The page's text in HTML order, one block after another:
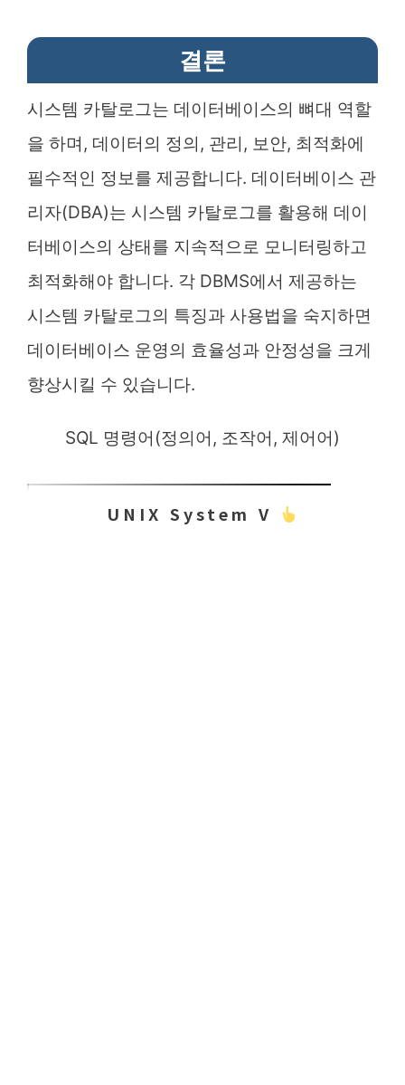
결론
시스템 카탈로그는 데이터베이스의 뼈대 역할
을 하며, 데이터의 정의, 관리, 보안, 최적화에
필수적인 정보를 제공합니다. 데이터베이스 관
리자(DBA)는 시스템 카탈로그를 활용해 데이
터베이스의 상태를 지속적으로 모니터링하고
최적화해야 합니다. 각 DBMS에서 제공하는
시스템 카탈로그의 특징과 사용법을 숙지하면
데이터베이스 운영의 효율성과 안정성을 크게
향상시킬 수 있습니다.
SQL 명령어(정의어, 조작어, 제어어)
UNIX System V